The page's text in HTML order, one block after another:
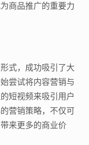
商品推广的重要力
式，成功吸引了大
尝试将内容营销与
短视频来吸引用户
营销策略，不仅可
来更多的商业价